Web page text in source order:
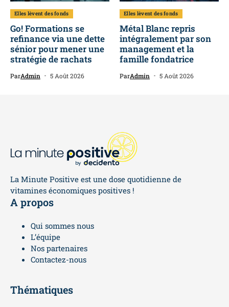
Elles lèvent des fonds
Go! Formations se
refinance via une dette
sénior pour mener une
stratégie de rachats
ParAdmin 5 Août 2026
Elles lèvent des fonds
Métal Blanc repris
intégralement par son
management et la
famille fondatrice
ParAdmin 5 Août 2026
La Minute Positive est une dose quotidienne de
vitamines économiques positives !
A propos
Qui sommes nous
L’équipe
Nos partenaires
Contactez-nous
Thématiques